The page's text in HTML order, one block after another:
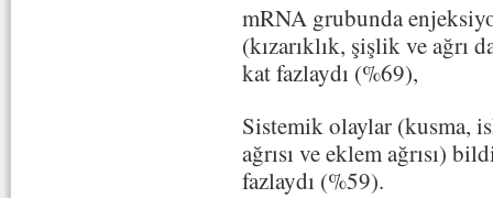
mRNA grubunda
(kızarıklık, şişlik ve ağrı
kat fazlaydı (%69),
Sistemik olaylar (kusma,
ağrısı ve eklem ağrısı)
fazlaydı (%59).